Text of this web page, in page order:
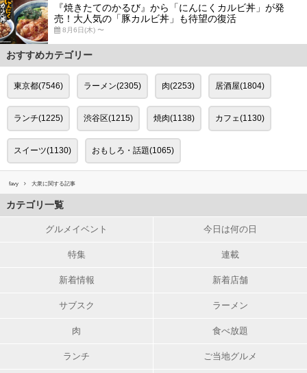
『焼きたてのかるび』から「にんにくカルビ丼」が発
売！大人気の「豚カルビ丼」も待望の復活
8月6日(木) 〜
おすすめカテゴリー
東京都(7546) ラーメン(2305) 肉(2253) 居酒屋(1804)
ランチ(1225) 渋谷区(1215) 焼肉(1138) カフェ(1130)
スイーツ(1130) おもしろ・話題(1065)
favy 大衆に関する記事
カテゴリ一覧
グルメイベント 今日は何の日
特集 連載
新着情報 新着店舗
サブスク ラーメン
肉 食べ放題
ランチ ご当地グルメ